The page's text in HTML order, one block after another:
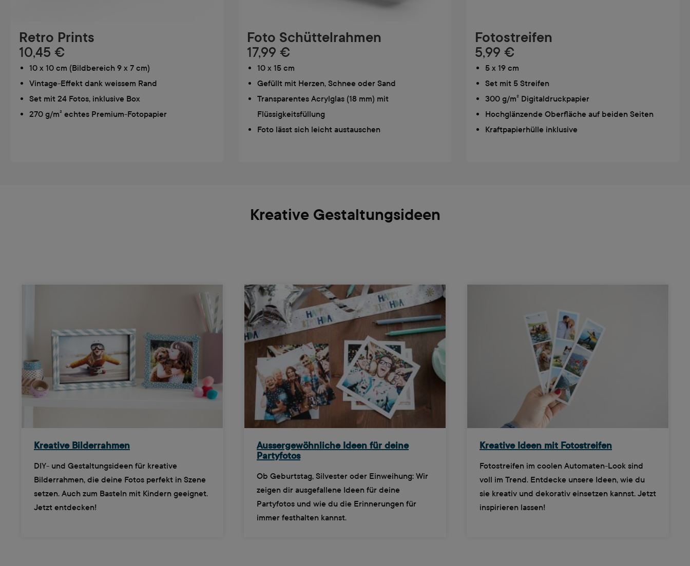
Retro Prints
10,45 €
10 x 10 cm (Bildbereich 9 x 7 cm)
Vintage-Effekt dank weissem Rand
Set mit 24 Fotos, inklusive Box
270 g/m² echtes Premium-Fotopapier
Foto Schüttelrahmen
17,99 €
10 x 15 cm
Gefüllt mit Herzen, Schnee oder Sand
Transparentes Acrylglas (18 mm) mit
Flüssigkeitsfüllung
Foto lässt sich leicht austauschen
Fotostreifen
5,99 €
5 x 19 cm
Set mit 5 Streifen
300 g/m² Digitaldruckpapier
Hochglänzende Oberfläche auf beiden Seiten
Kraftpapierhülle inklusive
Kreative Gestaltungsideen
Kreative Bilderrahmen
DIY- und Gestaltungsideen für kreative
Bilderrahmen, die deine Fotos perfekt in Szene
setzen. Auch zum Basteln mit Kindern geeignet.
Jetzt entdecken!
Aussergewöhnliche Ideen für deine
Partyfotos
Ob Geburtstag, Silvester oder Einweihung: Wir
zeigen dir ausgefallene Ideen für deine
Partyfotos und wie du die Erinnerungen für
immer festhalten kannst.
Kreative Ideen mit Fotostreifen
Fotostreifen im coolen Automaten-Look sind
voll im Trend. Entdecke unsere Ideen, wie du
sie kreativ und dekorativ einsetzen kannst. Jetzt
inspirieren lassen!